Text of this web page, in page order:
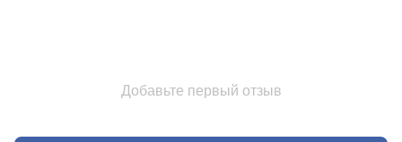
Добавьте первый отзыв